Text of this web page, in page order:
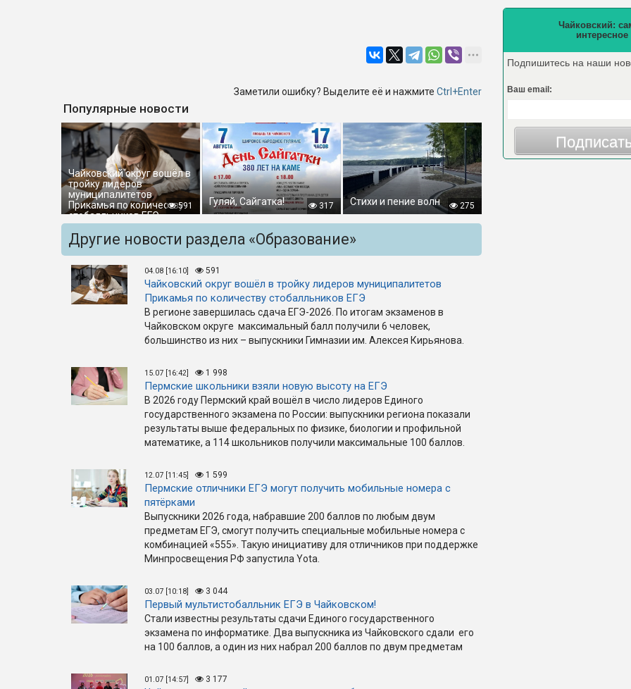
Заметили ошибку? Выделите её и нажмите Ctrl+Enter
Популярные новости
Чайковский округ вошёл в
тройку лидеров
муниципалитетов
Прикамья по количеству
стобалльников ЕГЭ
591 Гуляй, Сайгатка! 317 Стихи и пение волн 275
Другие новости раздела «Образование»
04.08 [16:10] 591
Чайковский округ вошёл в тройку лидеров муниципалитетов
Прикамья по количеству стобалльников ЕГЭ
В регионе завершилась сдача ЕГЭ-2026. По итогам экзаменов в
Чайковском округе максимальный балл получили 6 человек,
большинство из них – выпускники Гимназии им. Алексея Кирьянова.
15.07 [16:42] 1 998
Пермские школьники взяли новую высоту на ЕГЭ
В 2026 году Пермский край вошёл в число лидеров Единого
государственного экзамена по России: выпускники региона показали
результаты выше федеральных по физике, биологии и профильной
математике, а 114 школьников получили максимальные 100 баллов.
12.07 [11:45] 1 599
Пермские отличники ЕГЭ могут получить мобильные номера с
пятёрками
Выпускники 2026 года, набравшие 200 баллов по любым двум
предметам ЕГЭ, смогут получить специальные мобильные номера с
комбинацией «555». Такую инициативу для отличников при поддержке
Минпросвещения РФ запустила Yota.
03.07 [10:18] 3 044
Первый мультистобалльник ЕГЭ в Чайковском!
Стали известны результаты сдачи Единого государственного
экзамена по информатике. Два выпускника из Чайковского сдали его
на 100 баллов, а один из них набрал 200 баллов по двум предметам
01.07 [14:57] 3 177
Чайковский:
интересное
Подпишитесь на наши
Ваш email: